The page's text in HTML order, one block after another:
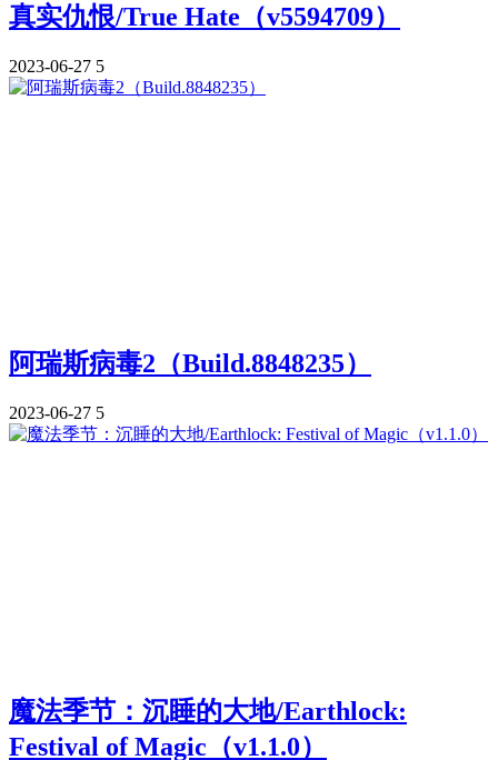
真实仇恨/True Hate（v5594709）
2023-06-27 5
阿瑞斯病毒2（Build.8848235）
2023-06-27 5
魔法季节：沉睡的大地/Earthlock:
Festival of Magic（v1.1.0）